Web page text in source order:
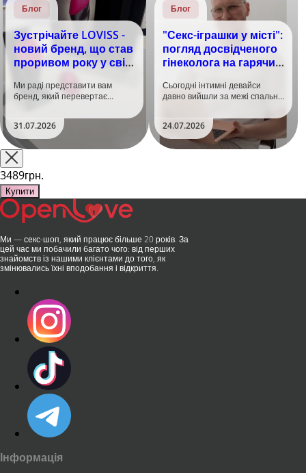
Блог
Зустрічайте LOVISS -
новий бренд, що став
проривом року у світі
Ми раді представити вам
бренд, який перевертає
та вже встиг стати сенсацією
на міжнародній виставці API
Shanghai-2026!​LOVISS - це
поєднання унікальної естетики
та бездога..
31.07.2026
Блог
"Секс-іграшки у місті":
погляд досвідченого
гінеколога на гарячий
Сьогодні інтимні девайси
давно вийшли за межі спальні.
безшумні моторчики та
стильний дизайн перетворили
їх на гаджет, який багато хто
використовує, тестує у
24.07.2026
3489грн.
Купити
Ми — секс-шоп, який працює більше 20 років. За
цей час ми побачили багато чого: від перших
знайомств із нашими клієнтами до того, як
змінювались їхні вподобання і відкриття.
Інформація